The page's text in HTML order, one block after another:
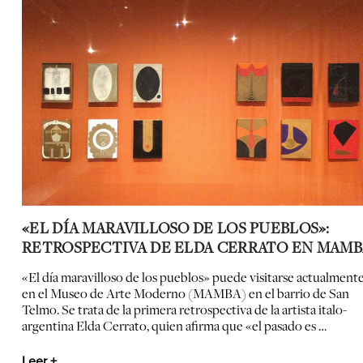
«EL DÍA MARAVILLOSO DE LOS PUEBLOS»:
RETROSPECTIVA DE ELDA CERRATO EN
«El día maravilloso de los pueblos» puede visitarse
en el Museo de Arte Moderno (MAMBA) en el barrio de San
Telmo. Se trata de la primera retrospectiva de la artista italo-
argentina Elda Cerrato, quien afirma que «el pasado es …